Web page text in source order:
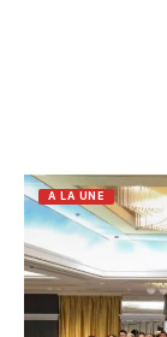
A LA UNE